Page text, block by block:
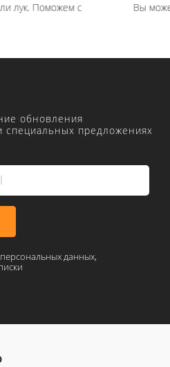
товар на сайте или при
обновления
специальных предложениях
данных,